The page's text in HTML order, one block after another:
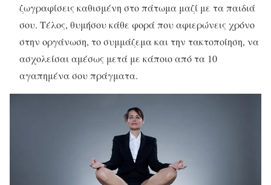
ζωγραφίσεις καθισμένη στο πάτωμα μαζί με τα παιδιά
σου. Τέλος, θυμήσου κάθε φορά που αφιερώνεις χρόνο
στην οργάνωση, το συμμάζεμα και την τακτοποίηση, να
ασχολείσαι αμέσως μετά με κάποιο από τα 10
αγαπημένα σου πράγματα.